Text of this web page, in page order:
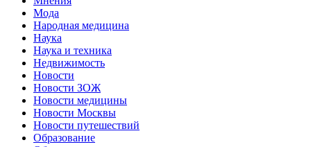
Мода
Народная медицина
Наука
Наука и техника
Недвижимость
Новости
Новости ЗОЖ
Новости медицины
Новости Москвы
Новости путешествий
Образование